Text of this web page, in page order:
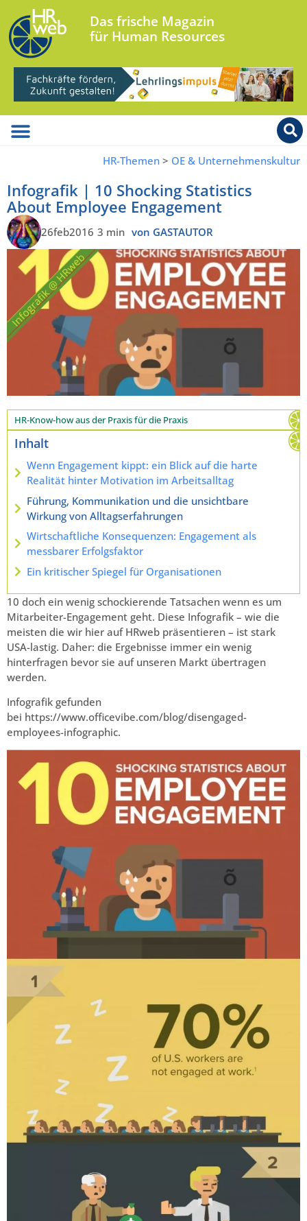
Das frische Magazin
für Human Resources
HR-Themen > OE & Unternehmenskultur
Infografik | 10 Shocking Statistics
About Employee Engagement
26feb2016 3 min von GASTAUTOR
HR-Know-how aus der Praxis für die Praxis
Inhalt
Wenn Engagement kippt: ein Blick auf die harte
Realität hinter Motivation im Arbeitsalltag
Führung, Kommunikation und die unsichtbare
Wirkung von Alltagserfahrungen
Wirtschaftliche Konsequenzen: Engagement als
messbarer Erfolgsfaktor
Ein kritischer Spiegel für Organisationen
10 doch ein wenig schockierende Tatsachen wenn es um
Mitarbeiter-Engagement geht. Diese Infografik – wie die
meisten die wir hier auf HRweb präsentieren – ist stark
USA-lastig. Daher: die Ergebnisse immer ein wenig
hinterfragen bevor sie auf unseren Markt übertragen
werden.
Infografik gefunden
bei https://www.officevibe.com/blog/disengaged-
employees-infographic.